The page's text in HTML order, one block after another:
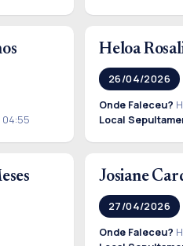
04:55
Heloa
26/04/2026
Onde Faleceu?
Local
Josiane
27/04/2026
Onde Faleceu?